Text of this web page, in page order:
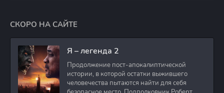
СКОРО НА САЙТЕ
Я – легенда 2
Продолжение пост-апокалиптической
истории, в которой остатки выжившего
человечества пытаются найти для себя